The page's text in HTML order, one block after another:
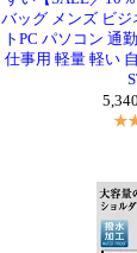
バッグ メンズ ビジ
トPC パソコン 通
仕事用 軽量 軽い